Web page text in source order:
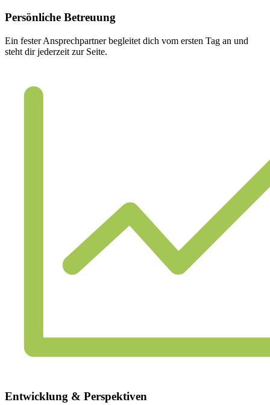
Persönliche Betreuung
Ein fester Ansprechpartner begleitet dich vom ersten Tag an und
steht dir jederzeit zur Seite.
Entwicklung & Perspektiven